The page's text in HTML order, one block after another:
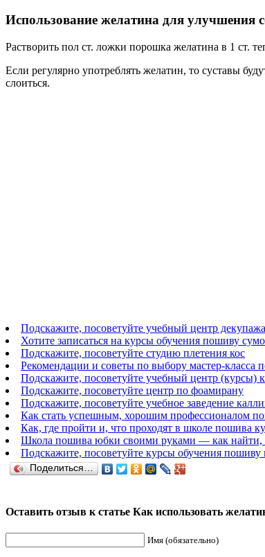
Использование желатина для улучшения
Растворить пол ст. ложки порошка желатина в 1 ст.
Если регулярно употреблять желатин, то суставы
слоиться.
Подскажите, посоветуйте учебный центр декупажа
Хотите записаться на курсы обучения пошиву
Подскажите, посоветуйте студию плетения кос
Рекомендации и советы по выбору мастер-класса
Подскажите, посоветуйте учебный центр (курсы)
Подскажите, посоветуйте центр по фоамирану
Подскажите, посоветуйте учебное заведение
Как стать успешным, хорошим профессионалом
Как, где пройти и, что проходят в школе пошива
Школа пошива юбки своими руками — как найти,
Подскажите, посоветуйте курсы обучения пошиву
Поделиться…
Оставить отзыв к статье Как использовать
Имя (обязательно)